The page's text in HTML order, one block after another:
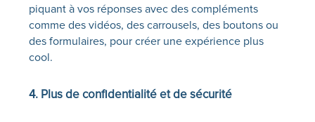
piquant à vos réponses avec des compléments
comme des vidéos, des carrousels, des boutons ou
des formulaires, pour créer une expérience plus
cool. ‍
4. Plus de confidentialité et de sécurité